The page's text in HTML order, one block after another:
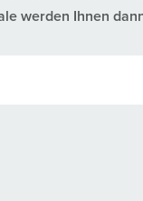
werden Ihnen